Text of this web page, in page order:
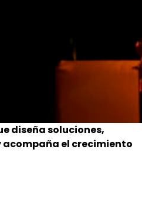
diseña soluciones,
el crecimiento